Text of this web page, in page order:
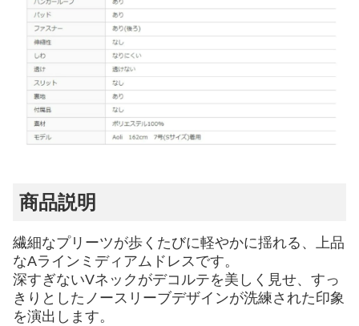
商品説明
繊細なプリーツが歩くたびに軽やかに揺れる、上品
なAラインミディアムドレスです。
深すぎないVネックがデコルテを美しく見せ、すっ
きりとしたノースリーブデザインが洗練された印象
を演出します。